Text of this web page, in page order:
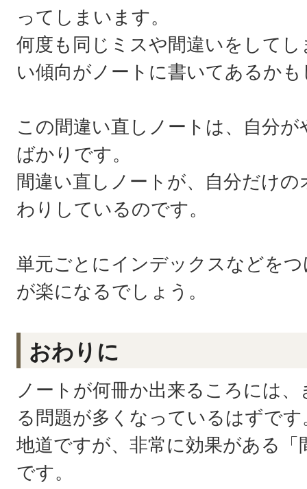
ってしまいます。
何度も同じミスや間違いをして
い傾向がノートに書いてあるか
この間違い直しノートは、自分
ばかりです。
間違い直しノートが、自分だけ
わりしているのです。
単元ごとにインデックスなどを
が楽になるでしょう。
おわりに
ノートが何冊か出来るころには
る問題が多くなっているはずです
地道ですが、非常に効果がある
です。